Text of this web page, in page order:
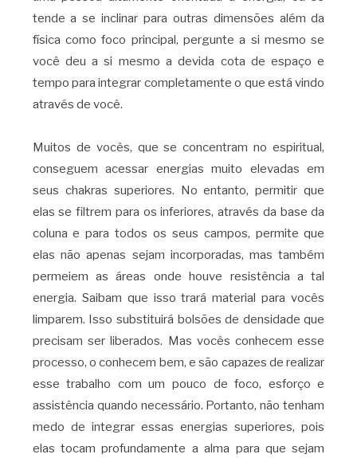
tende a se inclinar para outras dimensões além da
física como foco principal, pergunte a si mesmo se
você deu a si mesmo a devida cota de espaço e
tempo para integrar completamente o que está vindo
através de você.
Muitos de vocês, que se concentram no espiritual,
conseguem acessar energias muito elevadas em
seus chakras superiores. No entanto, permitir que
elas se filtrem para os inferiores, através da base da
coluna e para todos os seus campos, permite que
elas não apenas sejam incorporadas, mas também
permeiem as áreas onde houve resistência a tal
energia. Saibam que isso trará material para vocês
limparem. Isso substituirá bolsões de densidade que
precisam ser liberados. Mas vocês conhecem esse
processo, o conhecem bem, e são capazes de realizar
esse trabalho com um pouco de foco, esforço e
assistência quando necessário. Portanto, não tenham
medo de integrar essas energias superiores, pois
elas tocam profundamente a alma para que sejam